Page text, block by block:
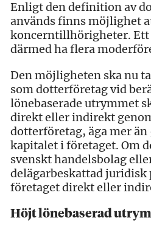
Enligt den definition av
används finns möjlighet
koncerntillhörigheter.
därmed ha flera
Den möjligheten ska nu
som dotterföretag vid
lönebaserade utrymmet
direkt eller indirekt
dotterföretag, äga mer än
kapitalet i företaget. Om
svenskt handelsbolag
delägarbeskattad juridisk
företaget direkt eller
Höjt lönebaserad